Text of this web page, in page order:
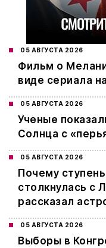
05 АВГУСТА 2026
Фильм о
виде сериала
05 АВГУСТА 2026
Ученые
Солнца с
05 АВГУСТА 2026
Почему
столкнулась с
рассказал
05 АВГУСТА 2026
Выборы в